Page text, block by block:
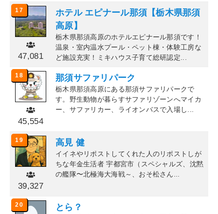
17
47,081
ホテル エピナール那須【栃木県那須
高原】
栃木県那須高原のホテルエピナール那須です！
温泉・室内温水プール・ペット棟・体験工房な
ど施設充実！ミキハウス子育て総研認定...
18
45,554
那須サファリパーク
栃木県那須高原にある那須サファリパークで
す。野生動物が暮らすサファリゾーンへマイカ
ー、サファリカー、ライオンバスで入場し...
19
39,327
高見 健
イイネやリポストしてくれた人のリポストしが
ちな年金生活者 宇都宮市（スペシャルズ、沈黙
の艦隊〜北極海大海戦～、おそ松さん...
20 とら？